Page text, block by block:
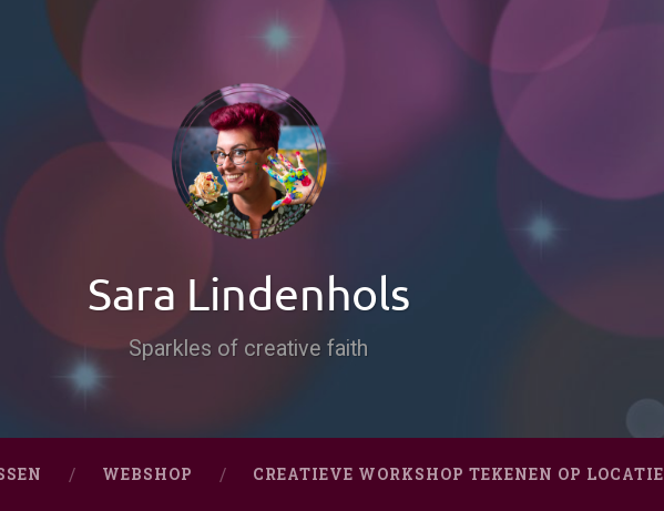
Sara Lindenhols
Sparkles of creative faith
WEBSHOP CREATIEVE WORKSHOP TEKENEN OP LOCATIE